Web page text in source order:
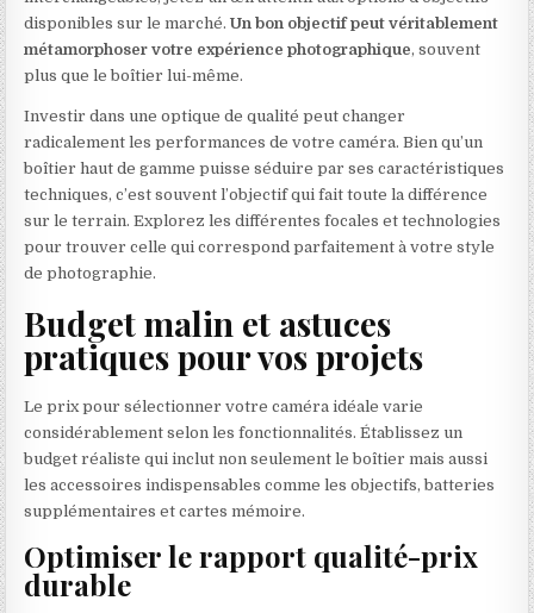
disponibles sur le marché.Un bon objectif peut véritablement
métamorphoser votre expérience photographique, souvent
plus que le boîtier lui-même.
Investir dans une optique de qualité peut changer
radicalement les performances de votre caméra. Bien qu’un
boîtier haut de gamme puisse séduire par ses caractéristiques
techniques, c’est souvent l’objectif qui fait toute la différence
sur le terrain. Explorez les différentes focales et technologies
pour trouver celle qui correspond parfaitement à votre style
de photographie.
Budget malin et astuces
pratiques pour vos projets
Le prix pour sélectionner votre caméra idéale varie
considérablement selon les fonctionnalités. Établissez un
budget réaliste qui inclut non seulement le boîtier mais aussi
les accessoires indispensables comme les objectifs, batteries
supplémentaires et cartes mémoire.
Optimiser le rapport qualité-prix
durable